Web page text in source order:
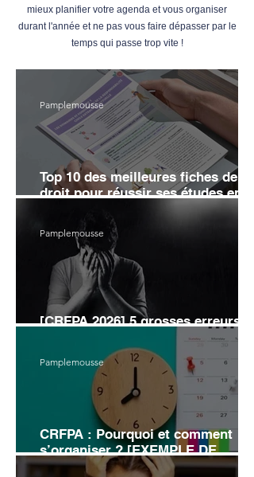
mieux planifier votre agenda et vous organiser
durant l'année et ne pas vous faire dépasser par le
temps qui passe trop vite !
Top 10 des meilleures fiches de
droit pour réussir ses études en
Pamplemousse
[CRFPA 2026] 5 grosses erreurs
d’organisation pour éviter l’échec
Pamplemousse
CRFPA : Pourquoi et comment
s’organiser ? [EXEMPLE DE
PLANNING]
Pamplemousse